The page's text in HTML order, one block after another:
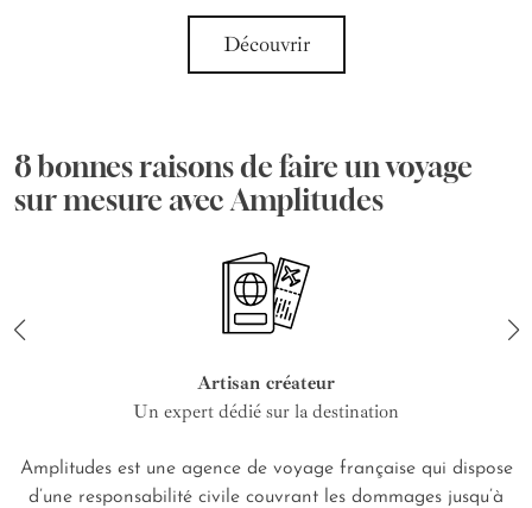
Découvrir
8 bonnes raisons de faire un voyage
sur mesure avec Amplitudes
Artisan créateur
Un expert dédié sur la destination
Amplitudes est une agence de voyage française qui dispose
d’une responsabilité civile couvrant les dommages jusqu’à